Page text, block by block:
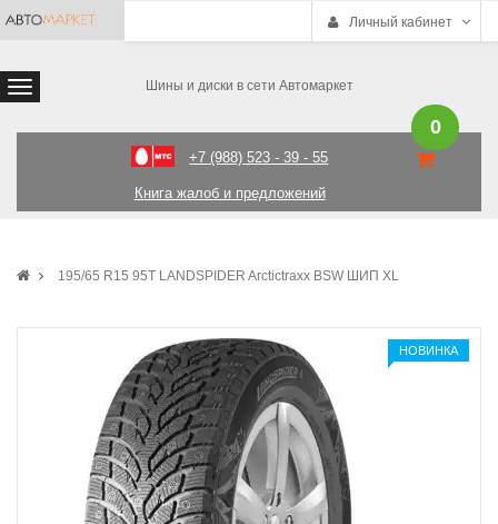
Личный кабинет
Шины и диски в сети Автомаркет
+7 (988) 523 - 39 - 55
Книга жалоб и предложений
0
195/65 R15 95T LANDSPIDER Arctictraxx BSW ШИП XL
НОВИНКА